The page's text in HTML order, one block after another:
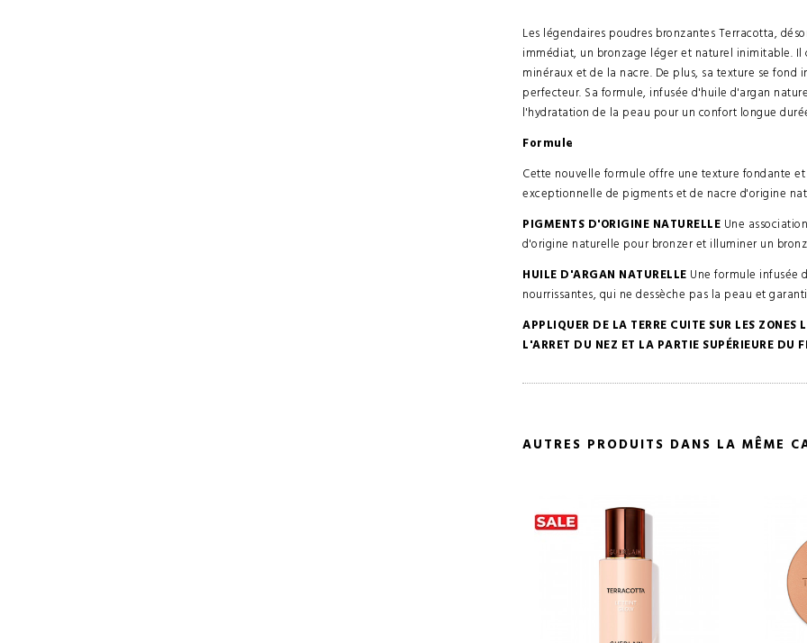
Les légendaires poudres bronzantes Terracotta,
immédiat, un bronzage léger et naturel inimitable.
minéraux et de la nacre. De plus, sa texture se
perfecteur. Sa formule, infusée d'huile d'argan
l'hydratation de la peau pour un confort longue
Formule
Cette nouvelle formule offre une texture fondante
exceptionnelle de pigments et de nacre d'origine
PIGMENTS D'ORIGINE NATURELLE Une
d'origine naturelle pour bronzer et illuminer un
HUILE D'ARGAN NATURELLE Une formule infusée
nourrissantes, qui ne dessèche pas la peau et
APPLIQUER DE LA TERRE CUITE SUR LES
L'ARRET DU NEZ ET LA PARTIE SUPÉRIEURE DU
AUTRES PRODUITS DANS LA MÊME